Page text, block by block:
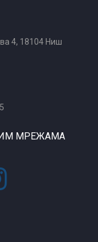
4, 18104 Ниш
МРЕЖАМА